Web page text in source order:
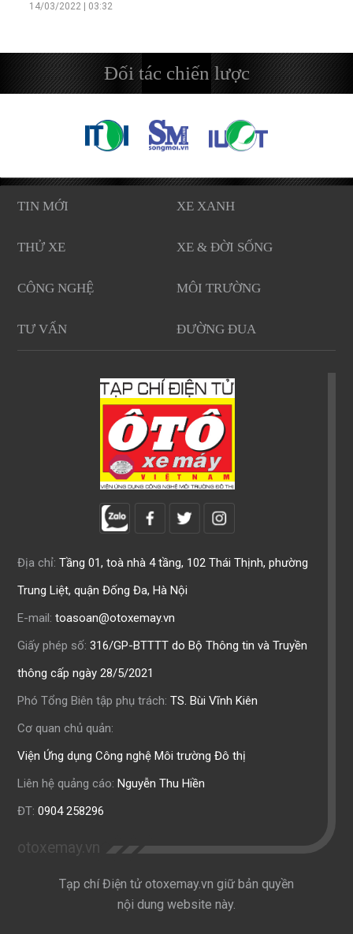
14/03/2022 | 03:32
Đối tác chiến lược
TIN MỚI XE XANH
THỬ XE XE & ĐỜI SỐNG
CÔNG NGHỆ MÔI TRƯỜNG
TƯ VẤN ĐƯỜNG ĐUA
Địa chỉ: Tầng 01, toà nhà 4 tầng, 102 Thái Thịnh, phường
Trung Liệt, quận Đống Đa, Hà Nội
E-mail: toasoan@otoxemay.vn
Giấy phép số: 316/GP-BTTTT do Bộ Thông tin và Truyền
thông cấp ngày 28/5/2021
Phó Tổng Biên tập phụ trách: TS. Bùi Vĩnh Kiên
Cơ quan chủ quản:
Viện Ứng dụng Công nghệ Môi trường Đô thị
Liên hệ quảng cáo: Nguyễn Thu Hiền
ĐT: 0904 258296
otoxemay.vn
Tạp chí Điện tử otoxemay.vn giữ bản quyền
nội dung website này.